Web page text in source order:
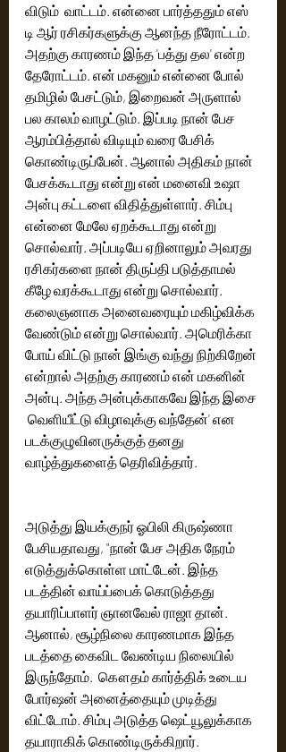
விடும்  வாட்டம். என்னை பார்த்ததும் எஸ்
டி ஆர் ரசிகர்களுக்கு ஆனந்த நீரோட்டம்.
அதற்கு காரணம் இந்த 'பத்து தல' என்ற
தேரோட்டம். என் மகனும் என்னை போல்
தமிழில் பேசட்டும், இறைவன் அருளால்
பல காலம் வாழட்டும். இப்படி நான் பேச
ஆரம்பித்தால் விடியும் வரை பேசிக்
கொண்டிருப்பேன். ஆனால் அதிகம் நான்
பேசக்கூடாது என்று என் மனைவி உஷா
அன்பு கட்டளை விதித்துள்ளார். சிம்பு
என்னை மேலே ஏறக்கூடாது என்று
சொல்வார். அப்படியே ஏறினாலும் அவரது
ரசிகர்களை நான் திருப்தி படுத்தாமல்
கீழே வரக்கூடாது என்று சொல்வார்.
கலைஞனாக அனைவரையும் மகிழ்விக்க
வேண்டும் என்று சொல்வார். அமெரிக்கா
போய் விட்டு நான் இங்கு வந்து நிற்கிறேன்
என்றால் அதற்கு காரணம் என் மகனின்
அன்பு. அந்த அன்புக்காகவே இந்த இசை
வெளியீட்டு விழாவுக்கு வந்தேன்' என
படக்குழுவினருக்குத் தனது
வாழ்த்துகளைத் தெரிவித்தார்.
அடுத்து இயக்குநர் ஓபிலி கிருஷ்ணா
பேசியதாவது, "நான் பேச அதிக நேரம்
எடுத்துக்கொள்ள மாட்டேன். இந்த
படத்தின் வாய்ப்பைக் கொடுத்தது
தயாரிப்பாளர் ஞானவேல் ராஜா தான்.
ஆனால், சூழ்நிலை காரணமாக இந்த
படத்தை கைவிட வேண்டிய நிலையில்
இருந்தோம்.  கௌதம் கார்த்திக் உடைய
போர்ஷன் அனைத்தையும் முடித்து
விட்டோம். சிம்பு அடுத்த ஷெட்யூலுக்காக
தயாராகிக் கொண்டிருக்கிறார்.